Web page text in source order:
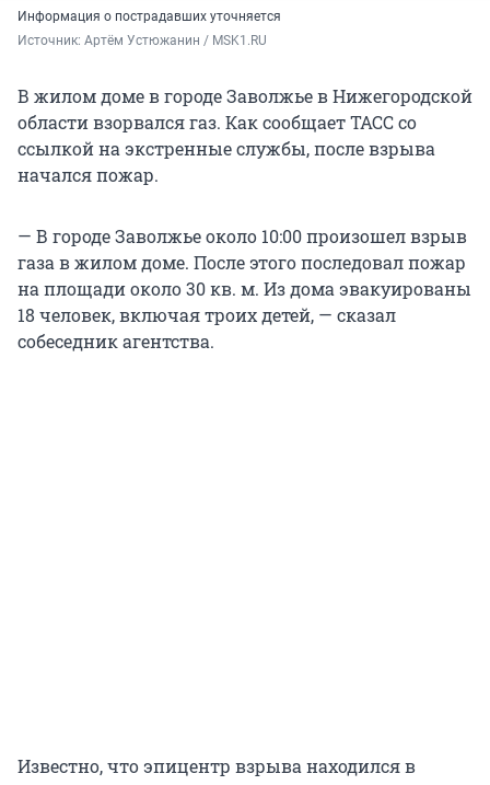
Информация о пострадавших уточняется
Источник: Артём Устюжанин / MSK1.RU
В жилом доме в городе Заволжье в Нижегородской
области взорвался газ. Как сообщает ТАСС со
ссылкой на экстренные службы, после взрыва
начался пожар.
— В городе Заволжье около 10:00 произошел взрыв
газа в жилом доме. После этого последовал пожар
на площади около 30 кв. м. Из дома эвакуированы
18 человек, включая троих детей, — сказал
собеседник агентства.
Известно, что эпицентр взрыва находился в